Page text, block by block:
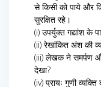
से किसी को पाये और
सुरक्षित रहे।
(i) उपर्युक्त गद्यांश के
(ii) रेखांकित अंश की
(iii) लेखक ने समर्पण
देखा?
(iv) प्रायः गुणी